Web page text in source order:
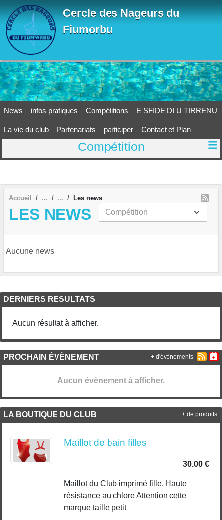
Cercle des Nageurs du
Fiumorbu
News infos pratiques Compétitions E SFIDE DI U TIRRENU
La vie du club Partenariats participer Contact et Plan
Compétition
Accueil Les news
LES NEWS
Aucune news
DERNIERS RÉSULTATS
Aucun résultat à afficher.
PROCHAIN ÉVÈNEMENT
Aucun évènement à afficher.
+ d'évènements
LA BOUTIQUE DU CLUB
Maillot de bain filles
30.00 €
Maillot du Club imprimé fille. Haute
résistance au chlore Attention cette
marque taille petit
+ de produits
Panneau de gestion des cookies